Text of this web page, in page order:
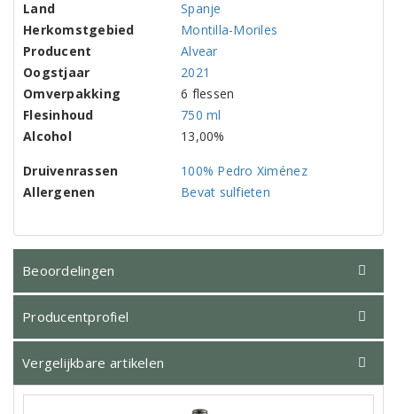
Land
Spanje
Herkomstgebied
Montilla-Moriles
Producent
Alvear
Oogstjaar
2021
Omverpakking
6 flessen
Flesinhoud
750 ml
Alcohol
13,00%
Druivenrassen
100% Pedro Ximénez
Allergenen
Bevat sulfieten
Beoordelingen
Producentprofiel
Vergelijkbare artikelen